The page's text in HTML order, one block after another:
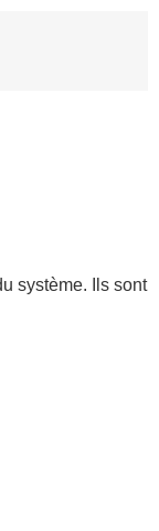
système. Ils sont